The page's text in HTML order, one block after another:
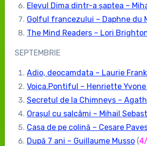
Elevul Dima dintr-a șaptea –
Golful francezului – Daphne du
The Mind Readers – Lori
SEPTEMBRIE
Adio, deocamdata – Laurie
Voica.Pontiful – Henriette
Secretul de la Chimneys –
Orașul cu salcâmi – Mihail
Casa de pe colină – Cesare
După 7 ani – Guillaume Musso (